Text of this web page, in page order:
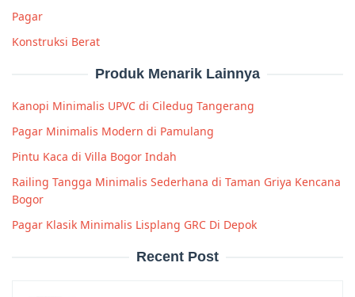
Pagar
Konstruksi Berat
Produk Menarik Lainnya
Kanopi Minimalis UPVC di Ciledug Tangerang
Pagar Minimalis Modern di Pamulang
Pintu Kaca di Villa Bogor Indah
Railing Tangga Minimalis Sederhana di Taman Griya Kencana
Bogor
Pagar Klasik Minimalis Lisplang GRC Di Depok
Recent Post